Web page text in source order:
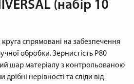
(набір 10
спрямовані на забезпечення
обробки. Зернистість P80
шар матеріалу з контрольованою
нерівності та сліди від